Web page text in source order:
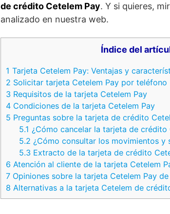
de crédito Cetelem Pay. Y si quieres,
analizado en nuestra web.
Índice del
1 Tarjeta Cetelem Pay: Ventajas y
2 Solicitar tarjeta Cetelem Pay por teléfono
3 Requisitos de la tarjeta Cetelem Pay
4 Condiciones de la tarjeta Cetelem Pay
5 Preguntas sobre la tarjeta de crédito
5.1 ¿Cómo cancelar la tarjeta de crédito
5.2 ¿Cómo consultar los movimientos y
5.3 Extracto de la tarjeta de crédito
6 Atención al cliente de la tarjeta Cetelem
7 Opiniones sobre la tarjeta Cetelem Pay
8 Alternativas a la tarjeta Cetelem de